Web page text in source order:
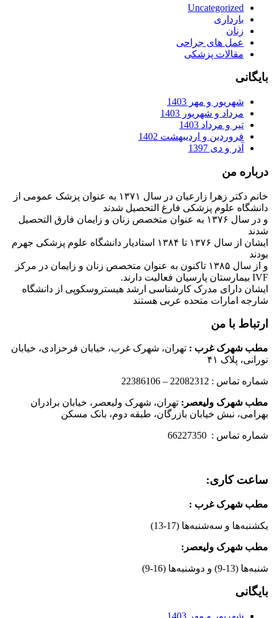
Uncategorized
بارداری
زنان
عمل های جراحی
مقالات پزشکی
بایگانی
شهریور و مهر 1403
مرداد و شهریور 1403
تیر و مرداد 1403
فروردین و اردیبهشت 1402
آذر و دی 1397
درباره من
خانم دکتر زهرا زارعیان در سال ۱۳۷۱ به عنوان پزشک عمومی از
دانشگاه علوم پزشکی فارغ التحصیل شدند
و در سال ۱۳۷۶ به عنوان متخصص زنان و زایمان فارق التحصیل
شدند
ایشان از سال ۱۳۷۶ تا ۱۳۸۴ استادیار دانشگاه علوم پزشکی جهرم
بودند
و از سال ۱۳۸۵ تاکنون به عنوان متخصص زنان و زایمان در مرکز
IVF بیمارستان پارسیان فعالیت دارند.
ایشان دارای مدرک کارشناسی ارشد هیستروسکوپی از دانشگاه
شارجه امارات متحده عربی هستند
ارتباط با من
مطب شهرک غرب : تهران، شهرک غرب، خیابان فرحزادی، خیابان
نورانی، پلاک ۴۱
شماره تماس : 22082312 – 22386106
مطب شهرک ولیعصر: تهران، شهرک ولیعصر، خیابان برادران
بهرامی، نبش خیابان بازرگان، طبقه دوم، بانک مسکن
شماره تماس : 66227350
ساعت کاری:
مطب شهرک غرب :
یکشنبه‌ها و سه‌شنبه‌ها (17-13)
مطب شهرک ولیعصر:
شنبه‌ها (13-9) و دوشنبه‌ها (16-9)
بایگانی
شهریور و مهر 1403